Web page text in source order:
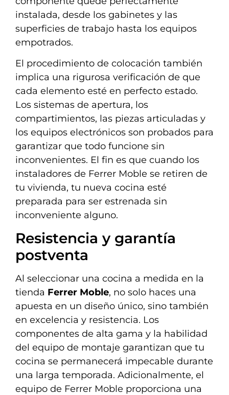
instalada, desde los gabinetes y las
superficies de trabajo hasta los equipos
empotrados.
El procedimiento de colocación también
implica una rigurosa verificación de que
cada elemento esté en perfecto estado.
Los sistemas de apertura, los
compartimientos, las piezas articuladas y
los equipos electrónicos son probados para
garantizar que todo funcione sin
inconvenientes. El fin es que cuando los
instaladores de Ferrer Moble se retiren de
tu vivienda, tu nueva cocina esté
preparada para ser estrenada sin
inconveniente alguno.
Resistencia y garantía
postventa
Al seleccionar una cocina a medida en la
tienda Ferrer Moble, no solo haces una
apuesta en un diseño único, sino también
en excelencia y resistencia. Los
componentes de alta gama y la habilidad
del equipo de montaje garantizan que tu
cocina se permanecerá impecable durante
una larga temporada. Adicionalmente, el
equipo de Ferrer Moble proporciona una